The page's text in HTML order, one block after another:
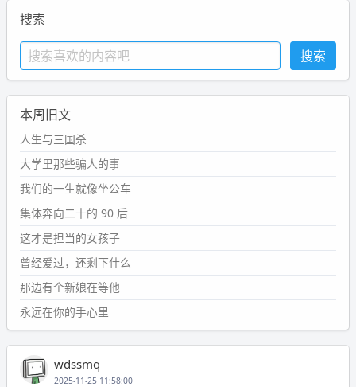
搜索
本周旧文
人生与三国杀
大学里那些骗人的事
我们的一生就像坐公车
集体奔向二十的 90 后
这才是担当的女孩子
曾经爱过，还剩下什么
那边有个新娘在等他
永远在你的手心里
wdssmq
2025-11-25 11:58:00